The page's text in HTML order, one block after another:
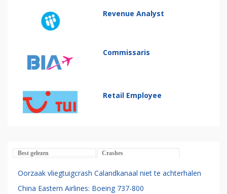
Revenue Analyst
Commissaris
Retail Employee
Best gelezen Crashes
Oorzaak vliegtuigcrash Calandkanaal niet te achterhalen
China Eastern Airlines: Boeing 737-800